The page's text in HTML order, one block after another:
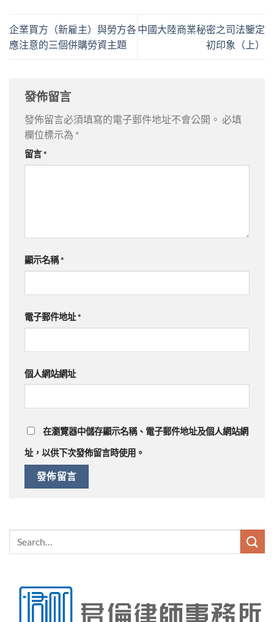
企業買方（新雇主）與勞方各
應注意的三個併購勞資主題
中國大陸商業秘密之司法鑒定
初印象（上）
發佈留言
發佈留言必須填寫的電子郵件地址不會公開。 必填
欄位標示為 *
留言*
顯示名稱*
電子郵件地址*
個人網站網址
在瀏覽器中儲存顯示名稱、電子郵件地址及個人網站網
址，以供下次發佈留言時使用。